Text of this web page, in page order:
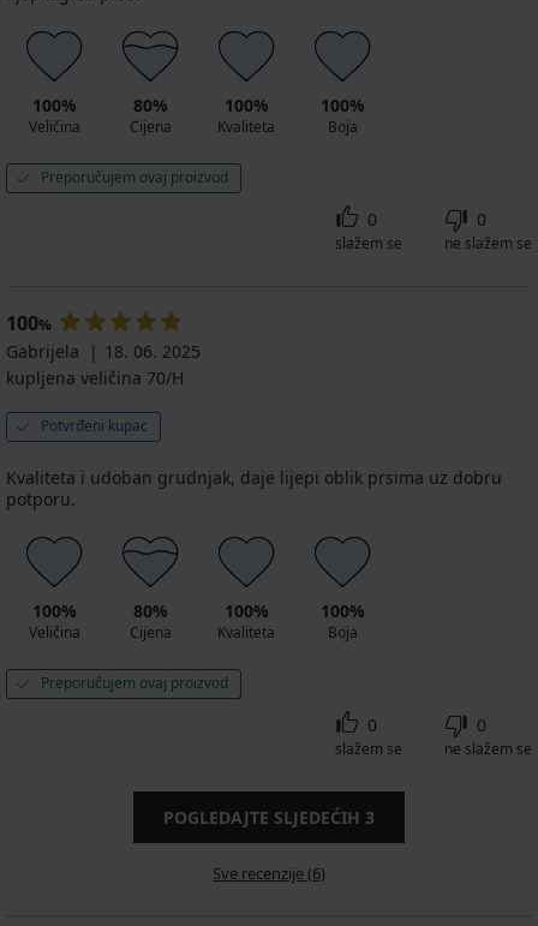
100%
Veličina
80%
Cijena
100%
Kvaliteta
100%
Boja
Preporučujem ovaj proizvod
0
slažem se
0
ne slažem se
100%
Gabrijela
18. 06. 2025
kupljena veličina 70/H
Potvrđeni kupac
Kvaliteta i udoban grudnjak, daje lijepi oblik prsima uz dobru
potporu.
100%
Veličina
80%
Cijena
100%
Kvaliteta
100%
Boja
Preporučujem ovaj proizvod
0
slažem se
0
ne slažem se
POGLEDAJTE SLJEDEĆIH 3
Sve recenzije (6)